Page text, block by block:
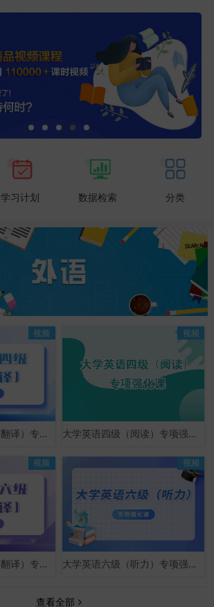
学习计划 数据检索 分类
大学英语四级（写作翻译）专项强化课
视频
大学英语四级（阅读）专项强化课
视频
大学英语六级（写作翻译）专项强化课
视频
大学英语六级（听力）专项强化课
视频
查看全部